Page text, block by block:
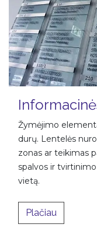
Žymėjimo
durų. Lentelės
zonas ar teikimas
spalvos ir
vietą.
​Plačiau